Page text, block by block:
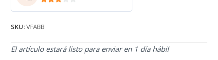
SKU:VFABB
El artículo estará listo para enviar en 1 día hábil